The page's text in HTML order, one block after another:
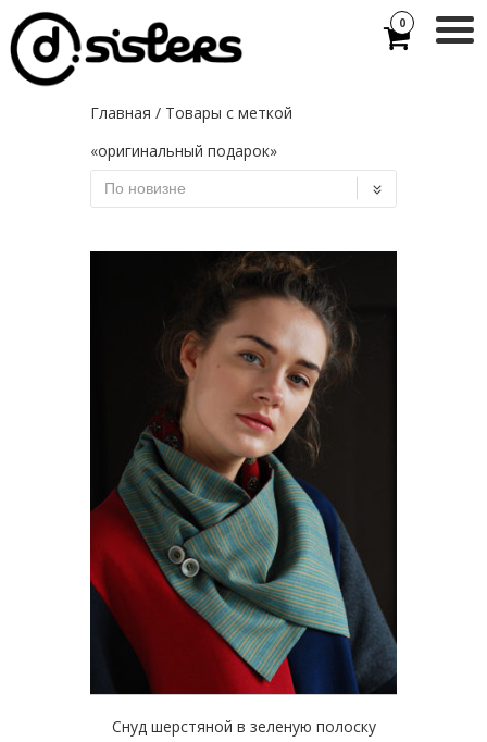
0
Главная / Товары с меткой
«оригинальный подарок»
Снуд шерстяной в зеленую полоску